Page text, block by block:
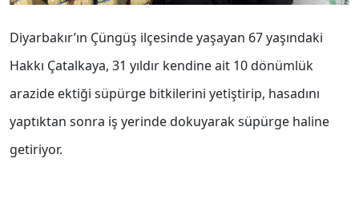
Diyarbakır’ın Çüngüş ilçesinde yaşayan 67 yaşındaki
Hakkı Çatalkaya, 31 yıldır kendine ait 10 dönümlük
arazide ektiği süpürge bitkilerini yetiştirip, hasadını
yaptıktan sonra iş yerinde dokuyarak süpürge haline
getiriyor.